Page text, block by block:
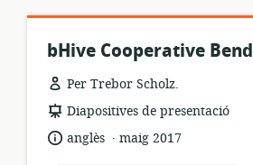
bHive Cooperative
Per Trebor Scholz.
format
recursos:
Diapositives de presentació
idioma:
anglès .
datamaig 2017